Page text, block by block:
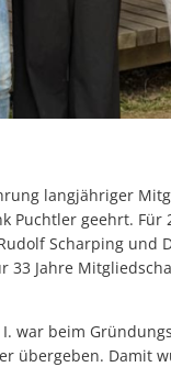
langjähriger
Puchtler geehrt. Für
Scharping und
33 Jahre
war beim
übergeben. Damit